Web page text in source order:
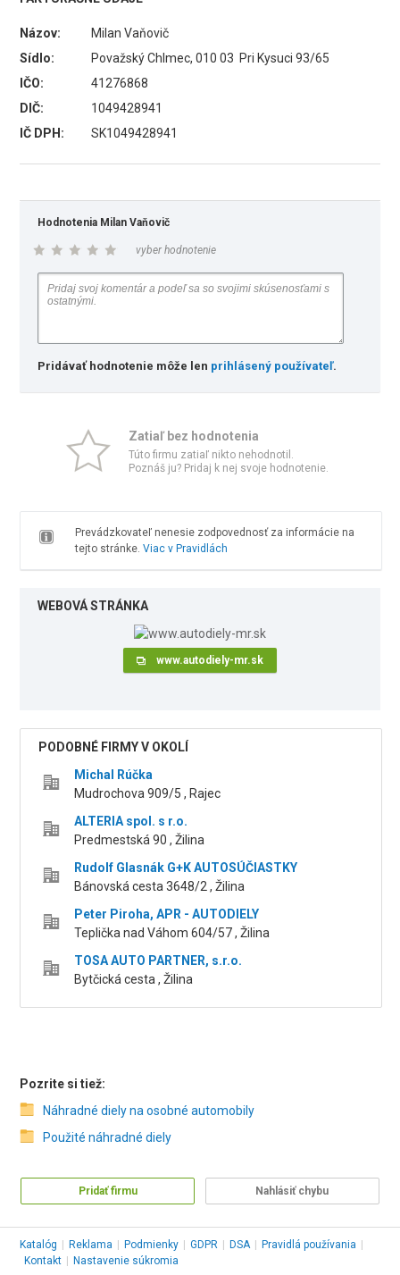
Názov:
Milan Vaňovič
Sídlo:
Považský Chlmec, 010 03 Pri Kysuci 93/65
IČO:
41276868
DIČ:
1049428941
IČ DPH:
SK1049428941
Hodnotenia Milan Vaňovič
vyber hodnotenie
Pridávať hodnotenie môže len prihlásený používateľ.
Zatiaľ bez hodnotenia
Túto firmu zatiaľ nikto nehodnotil.
Poznáš ju? Pridaj k nej svoje hodnotenie.
Prevádzkovateľ nenesie zodpovednosť za informácie na
tejto stránke. Viac v Pravidlách
WEBOVÁ STRÁNKA
www.autodiely-mr.sk
PODOBNÉ FIRMY V OKOLÍ
Michal Rúčka
Mudrochova 909/5 , Rajec
ALTERIA spol. s r.o.
Predmestská 90 , Žilina
Rudolf Glasnák G+K AUTOSÚČIASTKY
Bánovská cesta 3648/2 , Žilina
Peter Piroha, APR - AUTODIELY
Teplička nad Váhom 604/57 , Žilina
TOSA AUTO PARTNER, s.r.o.
Bytčická cesta , Žilina
Pozrite si tiež:
Náhradné diely na osobné automobily
Použité náhradné diely
Pridať firmu Nahlásiť chybu
Katalóg Reklama Podmienky GDPR DSA Pravidlá používania
Kontakt
Nastavenie súkromia